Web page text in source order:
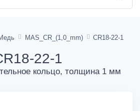
MAS_CR_(1,0_mm) CR18-22-1
22-1
кольцо, толщина 1 мм